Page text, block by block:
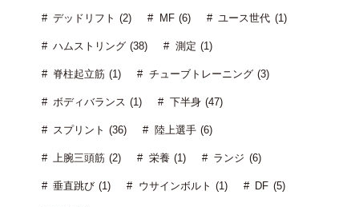
デッドリフト (2) MF (6) ユース世代 (1)
ハムストリング (38) 測定 (1)
脊柱起立筋 (1) チューブトレーニング (3)
ボディバランス (1) 下半身 (47)
スプリント (36) 陸上選手 (6)
上腕三頭筋 (2) 栄養 (1) ランジ (6)
垂直跳び (1) ウサインボルト (1) DF (5)